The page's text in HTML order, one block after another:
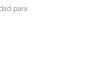
para